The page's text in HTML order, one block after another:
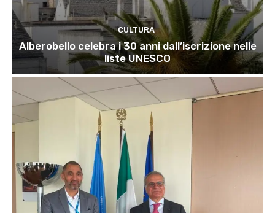
CULTURA
Alberobello celebra i 30 anni dall’iscrizione nelle
liste UNESCO